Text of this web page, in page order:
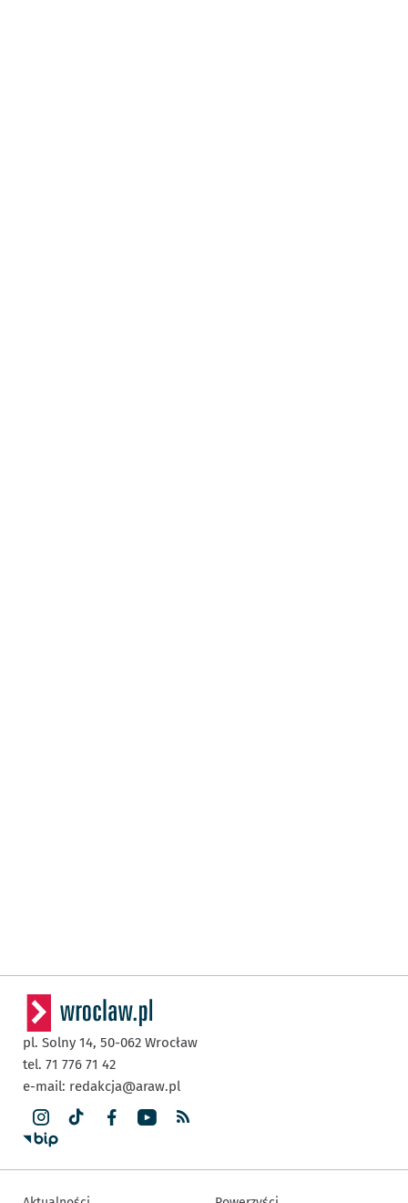
pl. Solny 14, 50-062 Wrocław
tel. 71 776 71 42
e-mail: redakcja@araw.pl